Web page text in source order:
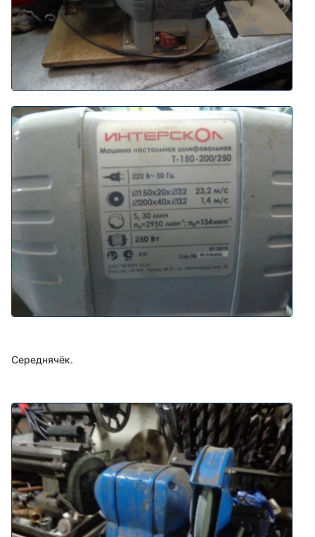
Середнячёк.